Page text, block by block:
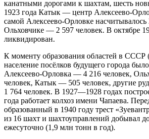
канатными дорогами к шахтам, шесть
1923 года Катык — центр Алексеево-
самой Алексеево-Орловке насчитывалось
Ольховчике — 2 597 человек. В октябре
ликвидирован.
К моменту образования областей в СССР
население посёлков будущего города
Алексеево-Орловка — 4 216 человек,
человек, Катык — 505 человек, другие
1 764 человек. В 1927—1928 годах
года работает колхоз имени Чапаева.
образованный в 1940 году трест
из 16 шахт и шахтоуправлений добывал
ежесуточно (1,9 млн тонн в год).